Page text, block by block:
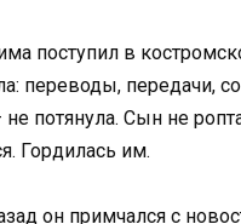
поступил в
переводы, передачи,
не потянула. Сын не
Гордилась им.
он примчался с